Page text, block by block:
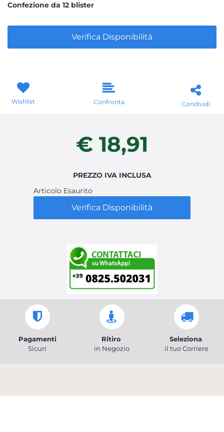
Confezione da 12 blister
Verifica Disponibilità
Wishlist Confronta Condividi
€ 18,91
PREZZO IVA INCLUSA
Articolo Esaurito
Verifica Disponibilità
Pagamenti
Sicuri
Ritiro
in Negozio
Seleziona
il tuo Corriere